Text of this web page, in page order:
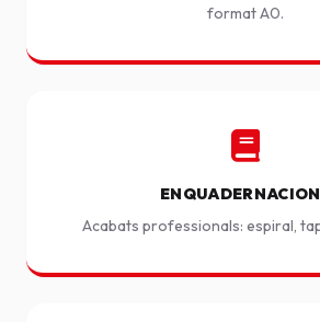
format A0.
Acabats professionals: espiral,